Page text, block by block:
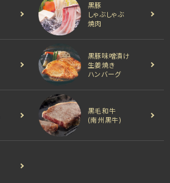
黒豚
しゃぶしゃぶ
焼肉
黒豚味噌漬け
生姜焼き
ハンバーグ
黒毛和牛
(南州黒牛)